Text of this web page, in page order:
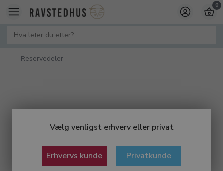
Vælg venligst erhverv eller privat
Erhvervs kunde Privatkunde
0
Reservedeler